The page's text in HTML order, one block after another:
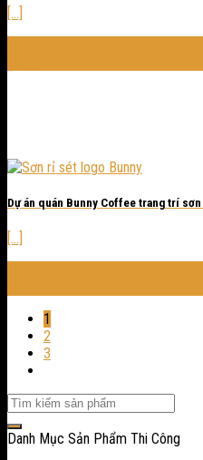
[...]
Dự án quán Bunny Coffee trang trí
[...]
1
2
3
Danh Mục Sản Phẩm Thi Công